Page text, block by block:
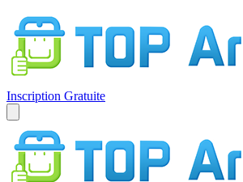
Inscription Gratuite